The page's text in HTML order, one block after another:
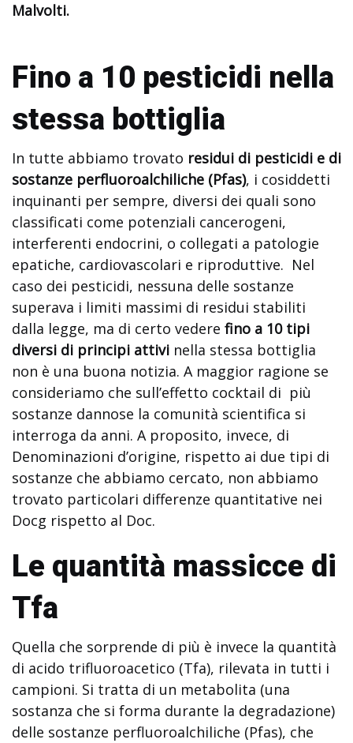
Malvolti.
Fino a 10 pesticidi nella
stessa bottiglia
In tutte abbiamo trovato residui di pesticidi e di
sostanze perfluoroalchiliche (Pfas), i cosiddetti
inquinanti per sempre, diversi dei quali sono
classificati come potenziali cancerogeni,
interferenti endocrini, o collegati a patologie
epatiche, cardiovascolari e riproduttive. Nel
caso dei pesticidi, nessuna delle sostanze
superava i limiti massimi di residui stabiliti
dalla legge, ma di certo vedere fino a 10 tipi
diversi di principi attivi nella stessa bottiglia
non è una buona notizia. A maggior ragione se
consideriamo che sull’effetto cocktail di più
sostanze dannose la comunità scientifica si
interroga da anni. A proposito, invece, di
Denominazioni d’origine, rispetto ai due tipi di
sostanze che abbiamo cercato, non abbiamo
trovato particolari differenze quantitative nei
Docg rispetto al Doc.
Le quantità massicce di
Tfa
Quella che sorprende di più è invece la quantità
di acido trifluoroacetico (Tfa), rilevata in tutti i
campioni. Si tratta di un metabolita (una
sostanza che si forma durante la degradazione)
delle sostanze perfluoroalchiliche (Pfas), che